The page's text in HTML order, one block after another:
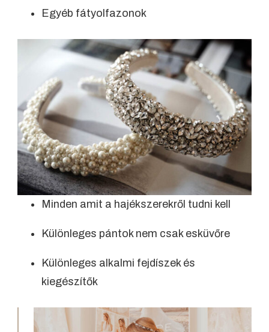
Egyéb fátyolfazonok
Minden amit a hajékszerekről tudni kell
Különleges pántok nem csak esküvőre
Különleges alkalmi fejdíszek és
kiegészítők